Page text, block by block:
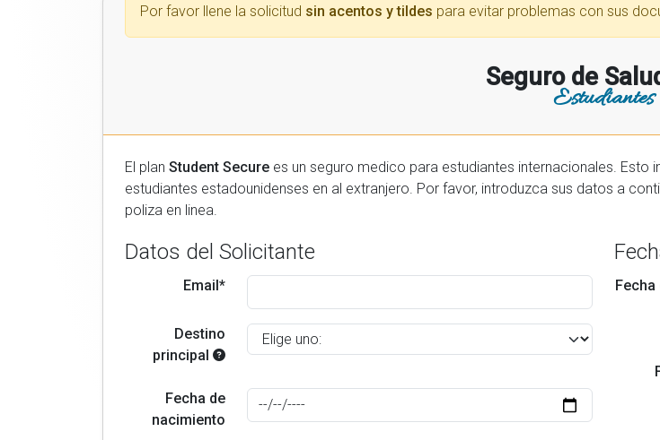
Por favor llene la solicitud sin acentos y tildes para evitar problemas con sus
Seguro de
Estudiantes
El plan Student Secure es un seguro medico para estudiantes internacionales. Esto incluye estudiantes internactionales en los
estudiantes estadounidenses en al extranjero. Por favor, introduzca sus datos a continuacion para recibir un presupuesto gratuito y luego comprar una
poliza en linea.
Datos del Solicitante
Email*
Destino
principal
Fecha de
nacimiento
Fecha